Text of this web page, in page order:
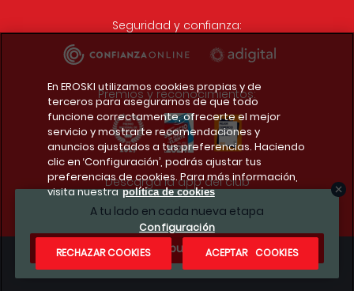
A tu lado en cada nueva etapa
¿Te apuntas?
Seguridad y confianza:
Premios y reconocimientos:
Descarga la app del club
Condiciones legales
En EROSKI utilizamos cookies propias y de
terceros para asegurarnos de que todo
funcione correctamente, ofrecerte el mejor
servicio y mostrarte recomendaciones y
anuncios ajustados a tus preferencias. Haciendo
clic en ‘Configuración’, podrás ajustar tus
preferencias de cookies. Para más información,
visita nuestra política de cookies
Configuración
RECHAZAR COOKIES
ACEPTAR COOKIES